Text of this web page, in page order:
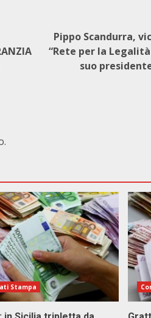
Pippo Scandurra,
“Rete per la
suo
Stampa